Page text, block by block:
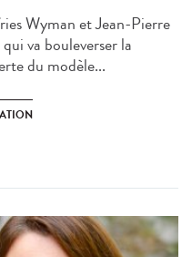
Wyman et Jean-Pierre
va bouleverser la
du modèle...